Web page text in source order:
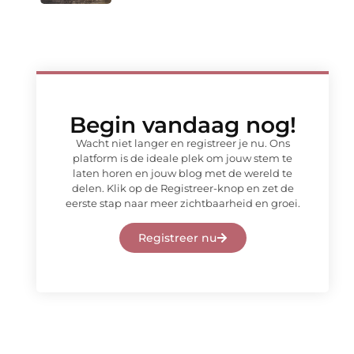
Begin vandaag nog!
Wacht niet langer en registreer je nu. Ons
platform is de ideale plek om jouw stem te
laten horen en jouw blog met de wereld te
delen. Klik op de Registreer-knop en zet de
eerste stap naar meer zichtbaarheid en groei.
Registreer nu